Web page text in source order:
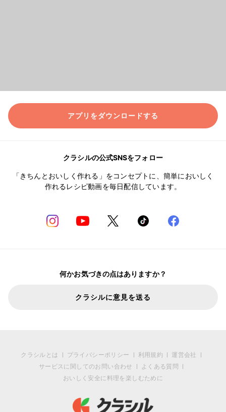
アプリをダウンロードする
クラシルの公式SNSをフォロー
「きちんとおいしく作れる」をコンセプトに、簡単においしく
作れるレシピ動画を毎日配信しています。
何かお気づきの点はありますか？
クラシルに意見を送る
クラシルとは プライバシーポリシー 利用規約
運営会社
サービスに関してのお問い合わせ
よくある質問
おいしく安全に料理を楽しむために